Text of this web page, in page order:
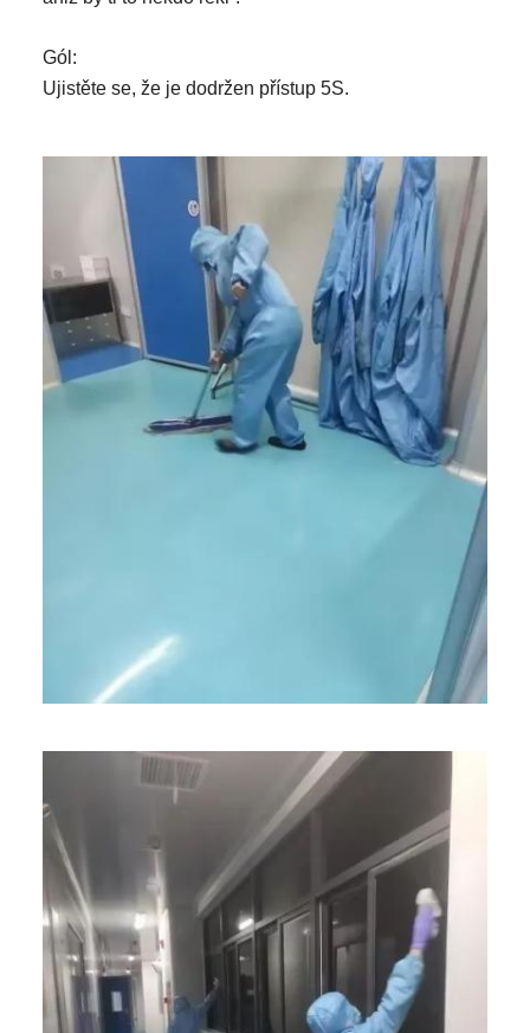
Gól:
Ujistěte se, že je dodržen přístup 5S.